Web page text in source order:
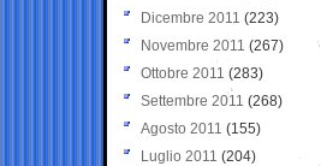
Dicembre 2011 (223)
Novembre 2011 (267)
Ottobre 2011 (283)
Settembre 2011 (268)
Agosto 2011 (155)
Luglio 2011 (204)